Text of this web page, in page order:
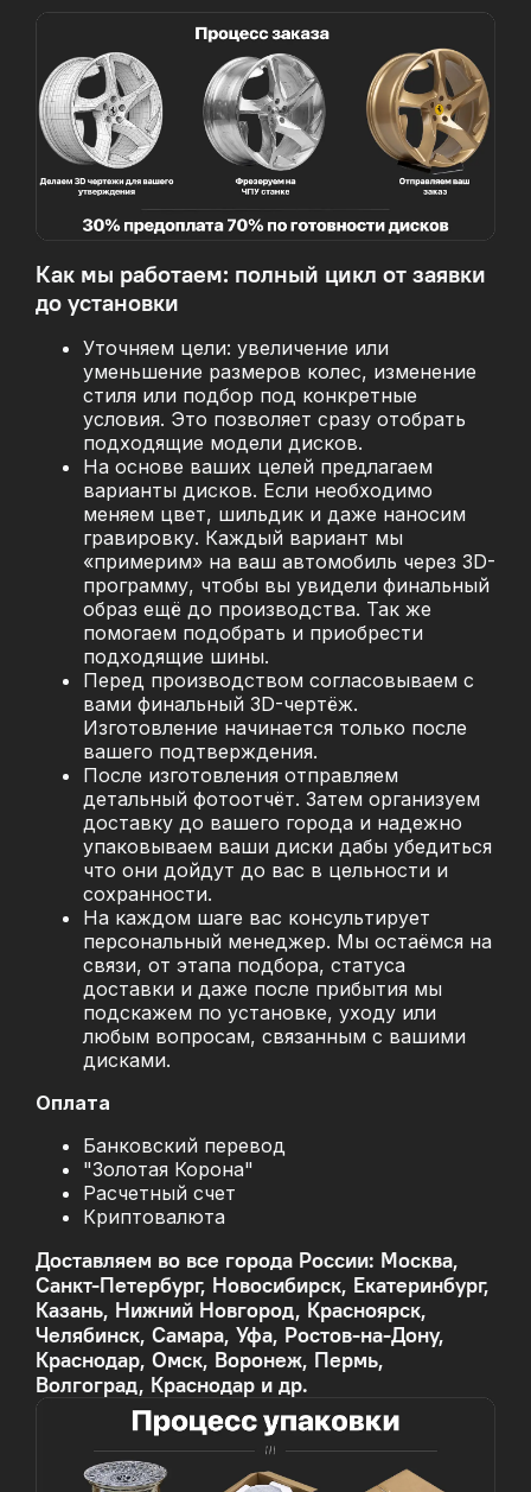
Как мы работаем: полный цикл от заявки
до установки
Уточняем цели: увеличение или
уменьшение размеров колес, изменение
стиля или подбор под конкретные
условия. Это позволяет сразу отобрать
подходящие модели дисков.
На основе ваших целей предлагаем
варианты дисков. Если необходимо
меняем цвет, шильдик и даже наносим
гравировку. Каждый вариант мы
«примерим» на ваш автомобиль через 3D-
программу, чтобы вы увидели финальный
образ ещё до производства. Так же
помогаем подобрать и приобрести
подходящие шины.
Перед производством согласовываем с
вами финальный 3D-чертёж.
Изготовление начинается только после
вашего подтверждения.
После изготовления отправляем
детальный фотоотчёт. Затем организуем
доставку до вашего города и надежно
упаковываем ваши диски дабы убедиться
что они дойдут до вас в цельности и
сохранности.
На каждом шаге вас консультирует
персональный менеджер. Мы остаёмся на
связи, от этапа подбора, статуса
доставки и даже после прибытия мы
подскажем по установке, уходу или
любым вопросам, связанным с вашими
дисками.
Оплата
Банковский перевод
"Золотая Корона"
Расчетный счет
Криптовалюта
Доставляем во все города России: Москва,
Санкт-Петербург, Новосибирск, Екатеринбург,
Казань, Нижний Новгород, Красноярск,
Челябинск, Самара, Уфа, Ростов-на-Дону,
Краснодар, Омск, Воронеж, Пермь,
Волгоград, Краснодар и др.